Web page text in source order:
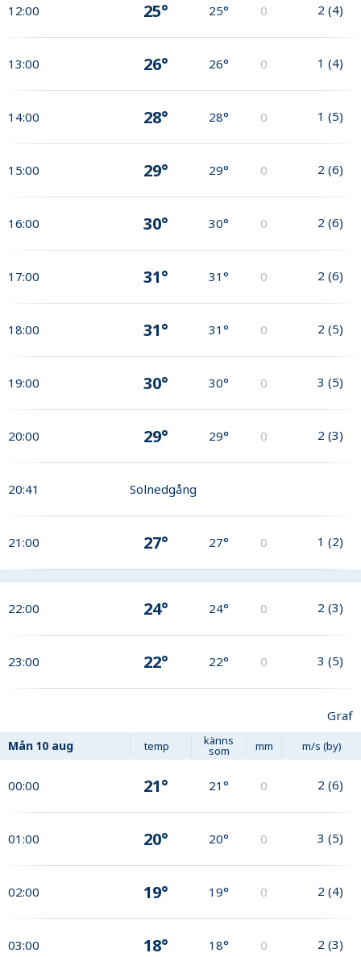
12:00 25° 25° 0 2 (4)
13:00 26° 26° 0 1 (4)
14:00 28° 28° 0 1 (5)
15:00 29° 29° 0 2 (6)
16:00 30° 30° 0 2 (6)
17:00 31° 31° 0 2 (6)
18:00 31° 31° 0 2 (5)
19:00 30° 30° 0 3 (5)
20:00 29° 29° 0 2 (3)
20:41 Solnedgång
21:00 27° 27° 0 1 (2)
22:00 24° 24° 0 2 (3)
23:00 22° 22° 0 3 (5)
Graf
Mån 10 aug temp känns
som mm m/s (by)
00:00 21° 21° 0 2 (6)
01:00 20° 20° 0 3 (5)
02:00 19° 19° 0 2 (4)
03:00 18° 18° 0 2 (3)